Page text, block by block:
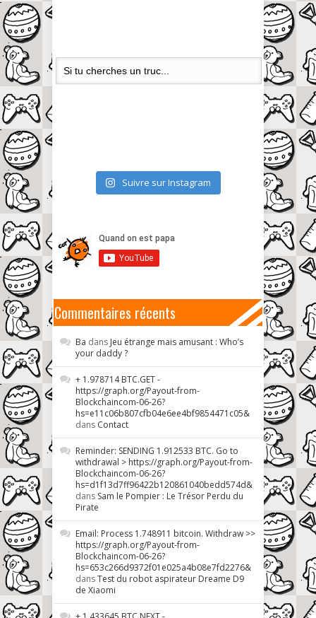
Suivre sur Instagram
Commentaires récents
Ba dans Jeu étrange mais amusant : Who’s
your daddy ?
+ 1.978714 BTC.GET -
https://graph.org/Payout-from-
Blockchaincom-06-26?
hs=e11c06b807cfb04e6ee4bf9854471c05&
dans Contact
Reminder: SENDING 1.912533 BTC. Go to
withdrawal > https://graph.org/Payout-from-
Blockchaincom-06-26?
hs=d1f13d7ff96422b120861040bedd574d&
dans Sam le Pompier : Le Trésor Perdu du
Pirate
Email: Process 1.748911 bitcoin. Withdraw >>
https://graph.org/Payout-from-
Blockchaincom-06-26?
hs=653c266d9372f01e025a4b08e7fd2276&
dansTest du robot aspirateur Dreame D9
de Xiaomi